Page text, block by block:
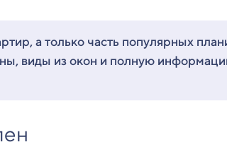
а только часть популярных
виды из окон и полную